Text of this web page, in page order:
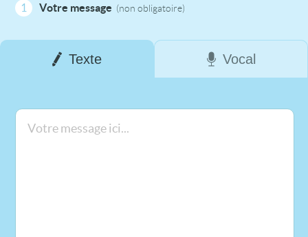
1 Votre message (non obligatoire)
Texte Vocal